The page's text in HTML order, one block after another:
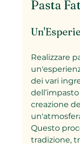
Pasta
Realizzare
dei vari
creazione
Questo
tradizione,